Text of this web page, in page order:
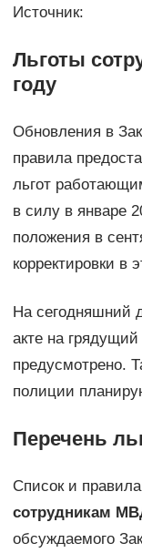
Источник:
Льготы
году
Обновления в
правила
льгот
в силу в январе
положения в
корректировки в
На сегодняшний
акте на
предусмотрено.
полиции
Перечень
Список и
сотрудникам
обсуждаемого